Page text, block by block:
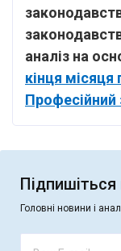
аналіз на
кінця
Професійний
Головні новини і